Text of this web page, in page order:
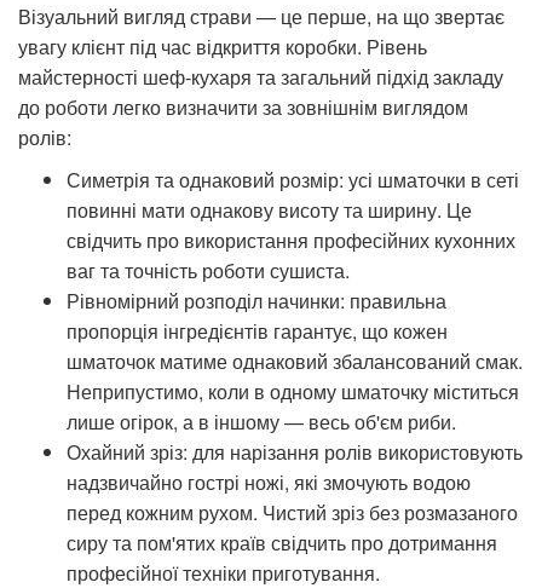
Візуальний вигляд страви — це перше, на що звертає
увагу клієнт під час відкриття коробки. Рівень
майстерності шеф-кухаря та загальний підхід закладу
до роботи легко визначити за зовнішнім виглядом
ролів:
Симетрія та однаковий розмір: усі шматочки в сеті
повинні мати однакову висоту та ширину. Це
свідчить про використання професійних кухонних
ваг та точність роботи сушиста.
Рівномірний розподіл начинки: правильна
пропорція інгредієнтів гарантує, що кожен
шматочок матиме однаковий збалансований смак.
Неприпустимо, коли в одному шматочку міститься
лише огірок, а в іншому — весь об'єм риби.
Охайний зріз: для нарізання ролів використовують
надзвичайно гострі ножі, які змочують водою
перед кожним рухом. Чистий зріз без розмазаного
сиру та пом'ятих країв свідчить про дотримання
професійної техніки приготування.